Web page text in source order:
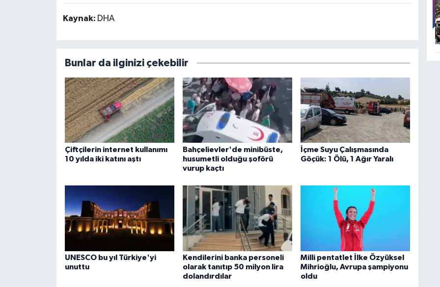
Kaynak: DHA
Bunlar da ilginizi çekebilir
Çiftçilerin internet kullanımı
10 yılda iki katını aştı
Bahçelievler'de minibüste,
husumetli olduğu şoförü
vurup kaçtı
İçme Suyu Çalışmasında
Göçük: 1 Ölü, 1 Ağır Yaralı
UNESCO bu yıl Türkiye'yi
unuttu
Kendilerini banka personeli
olarak tanıtıp 50 milyon lira
dolandırdılar
Milli pentatlet İlke Özyüksel
Mihrioğlu, Avrupa şampiyonu
oldu